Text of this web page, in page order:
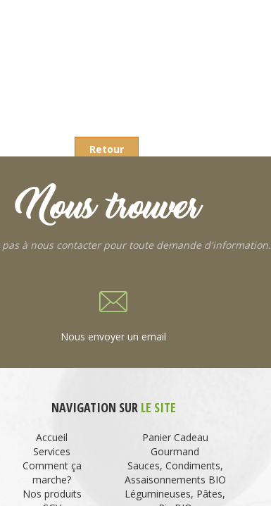
Retour
Nous trouver
pas à nous contacter pour toute demande d'information.
Nous envoyer un email
NAVIGATION SUR LE SITE
Accueil
Services
Comment ça
marche?
Nos produits
Panier Cadeau
Gourmand
Sauces, Condiments,
Assaisonnements BIO
Légumineuses, Pâtes,